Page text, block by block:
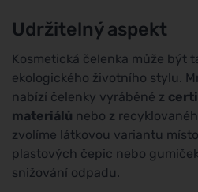
Udržitelný aspekt
Kosmetická čelenka může být
ekologického životního stylu.
nabízí čelenky vyráběné z
materiálů nebo z
zvolíme látkovou variantu
plastových čepic nebo
snižování odpadu.